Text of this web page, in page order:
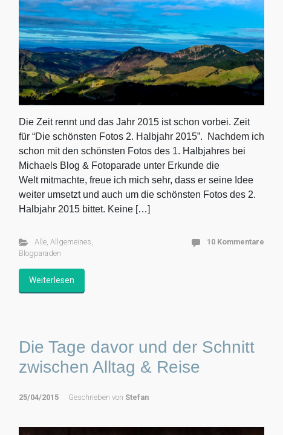
Die Zeit rennt und das Jahr 2015 ist schon vorbei. Zeit
für “Die schönsten Fotos 2. Halbjahr 2015”. Nachdem ich
schon mit den schönsten Fotos des 1. Halbjahres bei
Michaels Blog & Fotoparade unter Erkunde die
Welt mitmachte, freue ich mich sehr, dass er seine Idee
weiter umsetzt und auch um die schönsten Fotos des 2.
Halbjahr 2015 bittet. Keine […]
Alle, Allgemeines,
Blogparaden
10 Kommentare
Weiterlesen
Die Tage davor und der Schnitt
zwischen Alltag & Reise
25/04/2015 Geschrieben von Stefan